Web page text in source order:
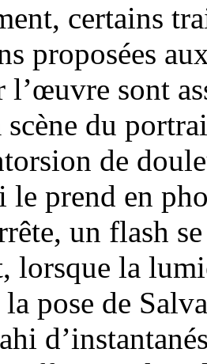
certains
proposées
l’œuvre sont
scène du
de
le prend en
un flash
lorsque la
pose de